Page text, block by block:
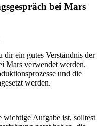
bei Mars
ein gutes Verständnis der
Mars verwendet werden.
und die
werden.
Aufgabe ist, solltest